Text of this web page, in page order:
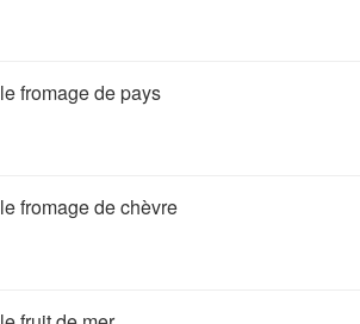
le fromage de pays
le fromage de chèvre